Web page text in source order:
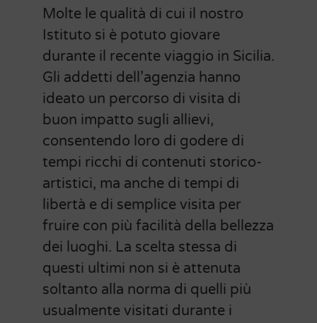
Molte le qualità di cui il nostro
Istituto si è potuto giovare
durante il recente viaggio in Sicilia.
Gli addetti dell’agenzia hanno
ideato un percorso di visita di
buon impatto sugli allievi,
consentendo loro di godere di
tempi ricchi di contenuti storico-
artistici, ma anche di tempi di
libertà e di semplice visita per
fruire con più facilità della bellezza
dei luoghi. La scelta stessa di
questi ultimi non si è attenuta
soltanto alla norma di quelli più
usualmente visitati durante i